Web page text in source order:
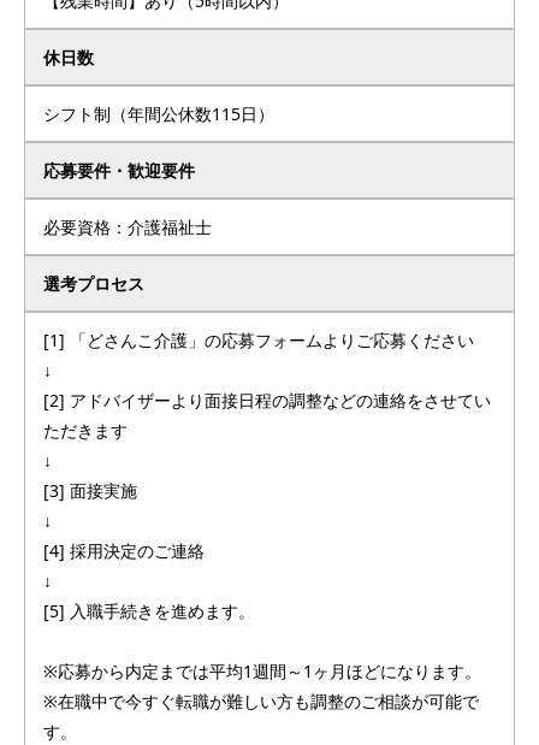
休日数
シフト制（年間公休数115日）
応募要件・歓迎要件
必要資格：介護福祉士
選考プロセス
[1] 「どさんこ介護」の応募フォームよりご応募ください
↓
[2] アドバイザーより面接日程の調整などの連絡をさせてい
ただきます
↓
[3] 面接実施
↓
[4] 採用決定のご連絡
↓
[5] 入職手続きを進めます。
※応募から内定までは平均1週間～1ヶ月ほどになります。
※在職中で今すぐ転職が難しい方も調整のご相談が可能で
す。